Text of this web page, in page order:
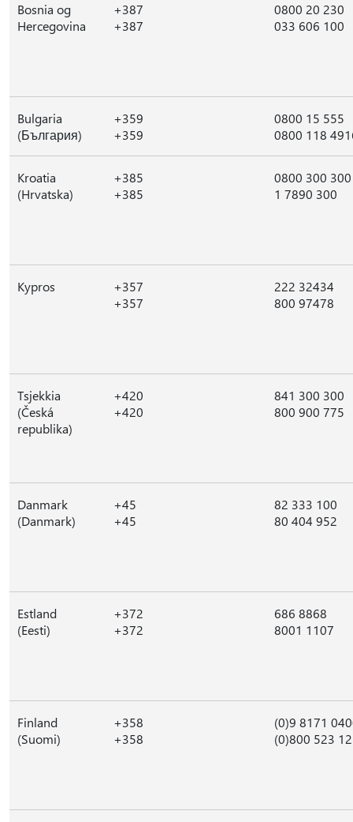
Bosnia og
Hercegovina
+387
+387
0800 20 230
033 606 100
Bulgaria
(България)
+359
+359
0800 15 555
0800 118
Kroatia
(Hrvatska)
+385
+385
0800 300 300
1 7890 300
Kypros
+357
+357
222 32434
800 97478
Tsjekkia
(Česká
republika)
+420
+420
841 300 300
800 900 775
Danmark
(Danmark)
+45
+45
82 333 100
80 404 952
Estland
(Eesti)
+372
+372
686 8868
8001 1107
Finland
(Suomi)
+358
+358
(0)9 8171
(0)800 523